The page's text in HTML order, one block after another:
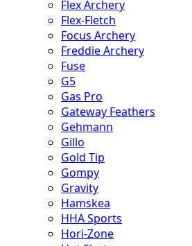
Flex Archery
Flex-Fletch
Focus Archery
Freddie Archery
Fuse
G5
Gas Pro
Gateway Feathers
Gehmann
Gillo
Gold Tip
Gompy
Gravity
Hamskea
HHA Sports
Hori-Zone